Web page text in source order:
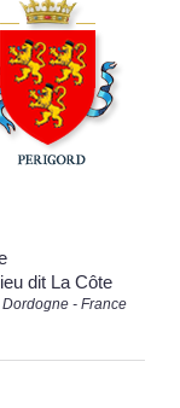
dit La Côte
- France